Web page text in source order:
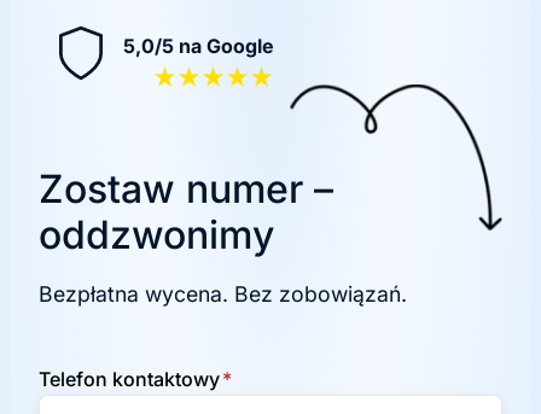
5,0/5 na Google
★★★★★
Zostaw numer –
oddzwonimy
Bezpłatna wycena. Bez zobowiązań.
Telefon kontaktowy*